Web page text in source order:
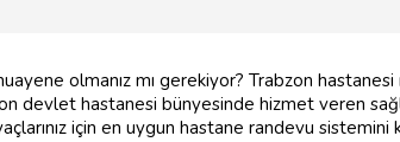
olmanız mı gerekiyor? Trabzon
devlet hastanesi bünyesinde hizmet veren
için en uygun hastane randevu